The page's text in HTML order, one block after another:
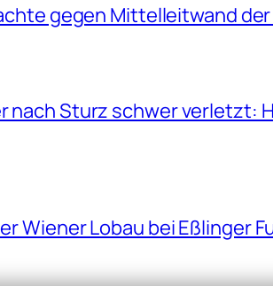
gegen Mittelleitwand der
nach Sturz schwer verletzt:
Wiener Lobau bei Eßlinger